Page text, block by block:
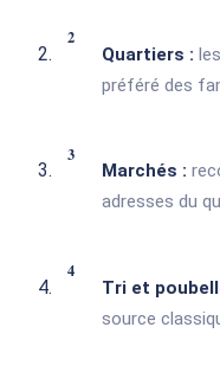
Quartiers :
préféré des
Marchés :
adresses du
Tri et
source